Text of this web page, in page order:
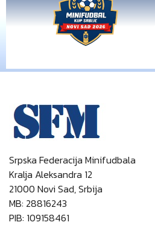
Srpska Federacija Minifudbala
Kralja Aleksandra 12
21000 Novi Sad, Srbija
MB: 28816243
PIB: 109158461